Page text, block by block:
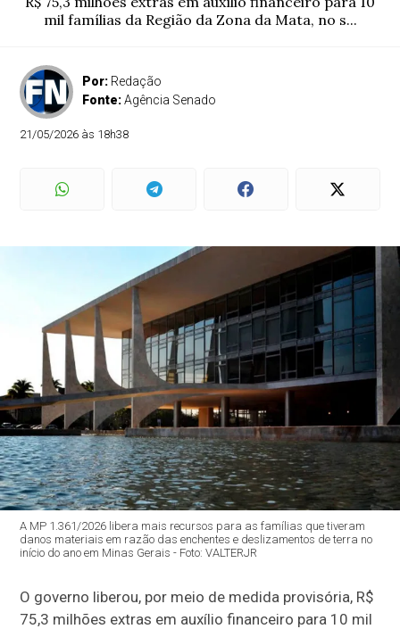
mil famílias da Região da Zona da Mata, no s...
Por: Redação
Fonte:Agência Senado
21/05/2026 às 18h38
A MP 1.361/2026 libera mais recursos para as famílias que tiveram
danos materiais em razão das enchentes e deslizamentos de terra no
início do ano em Minas Gerais - Foto: VALTERJR
O governo liberou, por meio de medida provisória, R$
75,3 milhões extras em auxílio financeiro para 10 mil